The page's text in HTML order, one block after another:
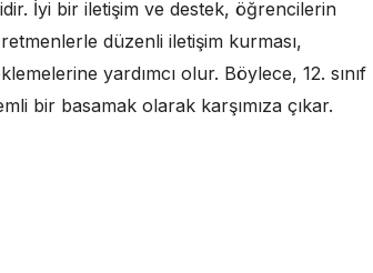
İyi bir iletişim ve destek, öğrencilerin
düzenli iletişim kurması,
yardımcı olur. Böylece, 12. sınıf
bir basamak olarak karşımıza çıkar.